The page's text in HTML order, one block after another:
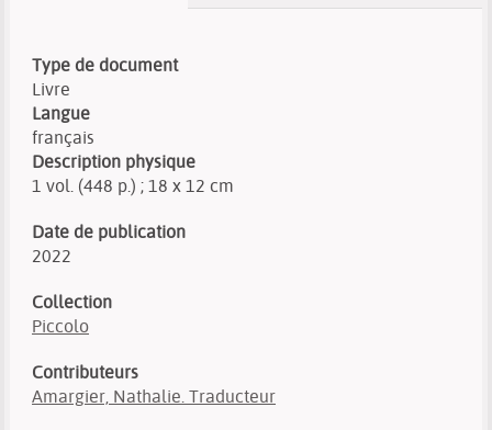
Type de document
Livre
Langue
français
Description physique
1 vol. (448 p.) ; 18 x 12 cm
Date de publication
2022
Collection
Piccolo
Contributeurs
Amargier, Nathalie. Traducteur